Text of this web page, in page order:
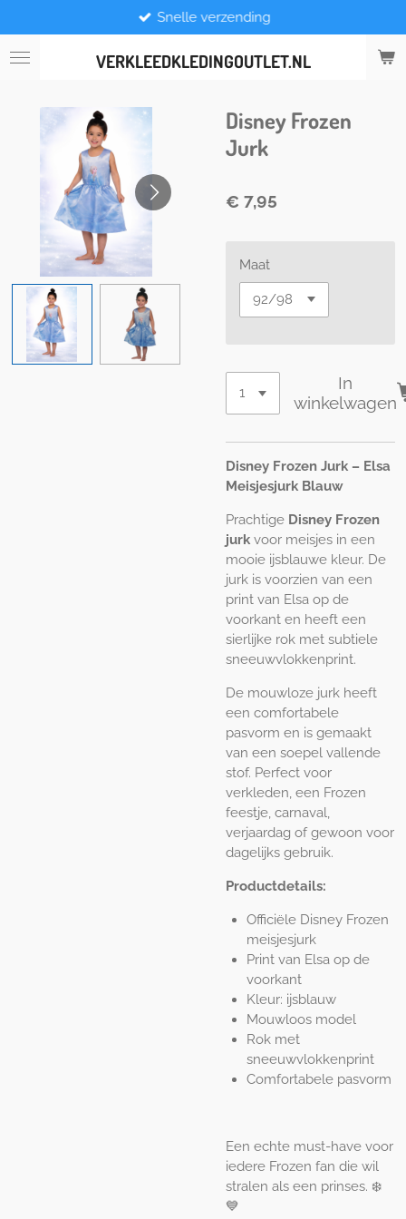
direct
naar
VERKLEEDKLEDINGOUTLET.NL
Snelle verzending
Disney Frozen
Jurk
€ 7,95
Maat
In
winkelwagen
Disney Frozen Jurk – Elsa
Meisjesjurk Blauw
Prachtige Disney Frozen
jurk voor meisjes in een
mooie ijsblauwe kleur. De
jurk is voorzien van een
print van Elsa op de
voorkant en heeft een
sierlijke rok met subtiele
sneeuwvlokkenprint.
De mouwloze jurk heeft
een comfortabele
pasvorm en is gemaakt
van een soepel vallende
stof. Perfect voor
verkleden, een Frozen
feestje, carnaval,
verjaardag of gewoon voor
dagelijks gebruik.
Productdetails:
Officiële Disney Frozen
meisjesjurk
Print van Elsa op de
voorkant
Kleur: ijsblauw
Mouwloos model
Rok met
sneeuwvlokkenprint
Comfortabele pasvorm
Een echte must-have voor
iedere Frozen fan die wil
stralen als een prinses. ❄️
💙